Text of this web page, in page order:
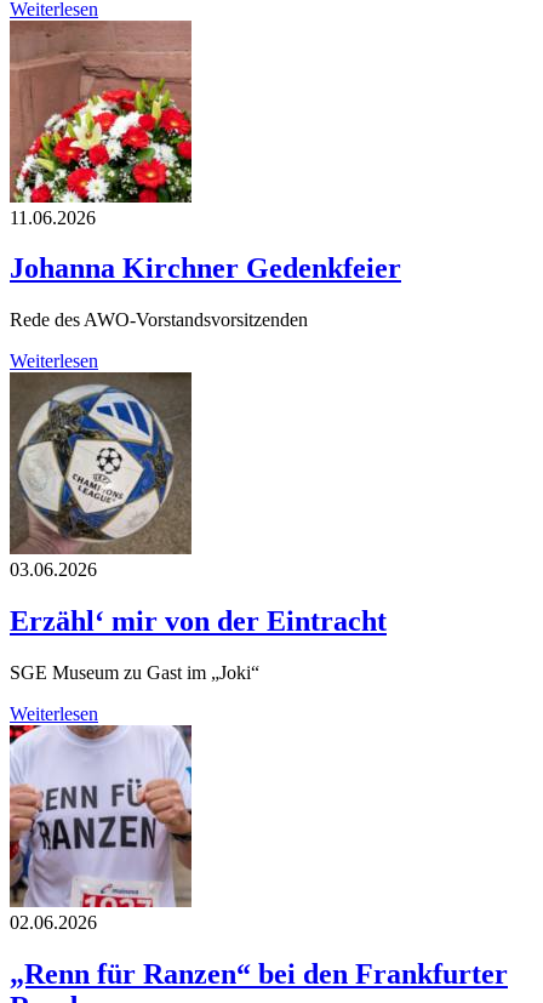
Weiterlesen
11.06.2026
Johanna Kirchner Gedenkfeier
Rede des AWO-Vorstandsvorsitzenden
Weiterlesen
03.06.2026
Erzähl‘ mir von der Eintracht
SGE Museum zu Gast im „Joki“
Weiterlesen
02.06.2026
„Renn für Ranzen“ bei den Frankfurter